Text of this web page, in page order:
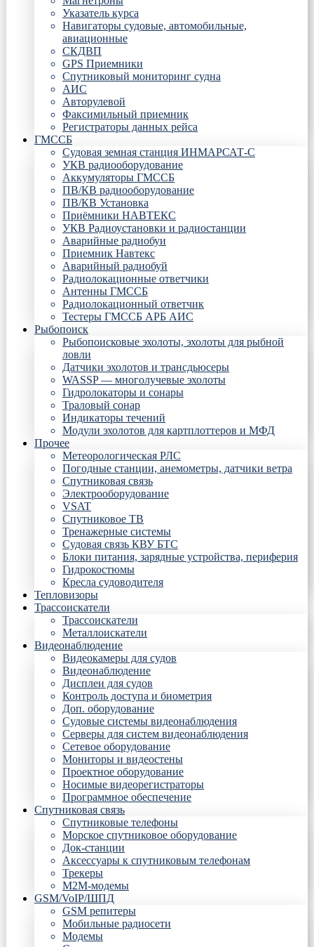
Указатель курса
Навигаторы судовые, автомобильные,
авиационные
СКДВП
GPS Приемники
Спутниковый мониторинг судна
АИС
Авторулевой
Факсимильный приемник
Регистраторы данных рейса
ГМССБ
Судовая земная станция ИНМАРСАТ-С
УКВ радиооборудование
Аккумуляторы ГМССБ
ПВ/КВ радиооборудование
ПВ/КВ Установка
Приёмники НАВТЕКС
УКВ Радиоустановки и радиостанции
Аварийные радиобуи
Приемник Навтекс
Аварийный радиобуй
Радиолокационные ответчики
Антенны ГМССБ
Радиолокационный ответчик
Тестеры ГМССБ АРБ АИС
Рыбопоиск
Рыбопоисковые эхолоты, эхолоты для рыбной
ловли
Датчики эхолотов и трансдьюсеры
WASSP — многолучевые эхолоты
Гидролокаторы и сонары
Траловый сонар
Индикаторы течений
Модули эхолотов для картплоттеров и МФД
Прочее
Метеорологическая РЛС
Погодные станции, анемометры, датчики ветра
Спутниковая связь
Электрооборудование
VSAT
Спутниковое ТВ
Тренажерные системы
Судовая связь КВУ БТС
Блоки питания, зарядные устройства, периферия
Гидрокостюмы
Кресла судоводителя
Тепловизоры
Трассоискатели
Трассоискатели
Металлоискатели
Видеонаблюдение
Видеокамеры для судов
Видеонаблюдение
Дисплеи для судов
Контроль доступа и биометрия
Доп. оборудование
Судовые системы видеонаблюдения
Серверы для систем видеонаблюдения
Сетевое оборудование
Мониторы и видеостены
Проектное оборудование
Носимые видеорегистраторы
Программное обеспечение
Спутниковая связь
Спутниковые телефоны
Морское спутниковое оборудование
Док-станции
Аксессуары к спутниковым телефонам
Трекеры
М2М-модемы
GSM/VoIP/ШПД
GSM репитеры
Мобильные радиосети
Модемы